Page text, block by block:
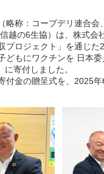
称：コープデリ連合会
越の6生協）は、株式会
プロジェクト」を通じ
どもにワクチンを 日本
寄付しました。
金の贈呈式を、2025